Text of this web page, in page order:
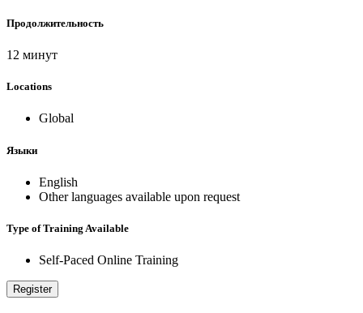
Продолжительность
12 минут
Locations
Global
Языки
English
Other languages available upon request
Type of Training Available
Self-Paced Online Training
Register